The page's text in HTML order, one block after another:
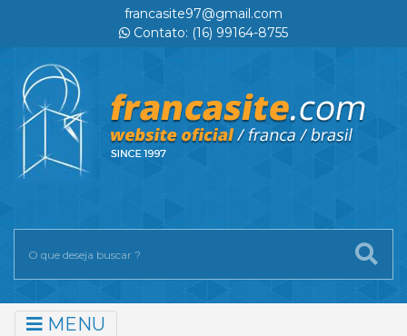
francasite97@gmail.com
Contato: (16) 99164-8755
MENU